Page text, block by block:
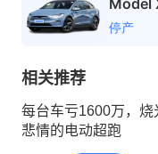
相关推荐
每台车亏1600万，
悲情的电动超跑